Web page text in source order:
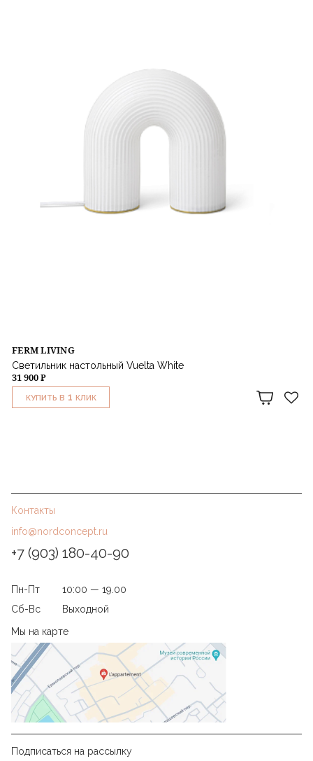
FERM LIVING
Светильник настольный Vuelta White
31 900 ₽
КУПИТЬ В 1 КЛИК
Контакты
info@nordconcept.ru
+7 (903) 180-40-90
Пн-Пт
10:00 — 19.00
Сб-Вс
Выходной
Мы на карте
Подписаться на рассылку